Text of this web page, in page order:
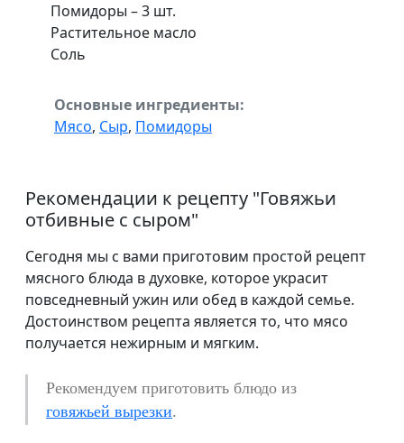
Помидоры – 3 шт.
Растительное масло
Соль
Основные ингредиенты:
Мясо, Сыр, Помидоры
Рекомендации к рецепту "Говяжьи
отбивные с сыром"
Сегодня мы с вами приготовим простой рецепт
мясного блюда в духовке, которое украсит
повседневный ужин или обед в каждой семье.
Достоинством рецепта является то, что мясо
получается нежирным и мягким.
Рекомендуем приготовить блюдо из
говяжьей вырезки.